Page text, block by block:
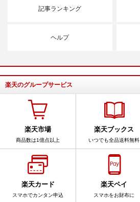
記事ランキング
ヘルプ
楽天のグループサービス
楽天市場
商品数は1億点以上
楽天ブックス
いつでも全品送料無料
楽天カード
スマホでカンタン申込
楽天ペイ
スマホをお財布に